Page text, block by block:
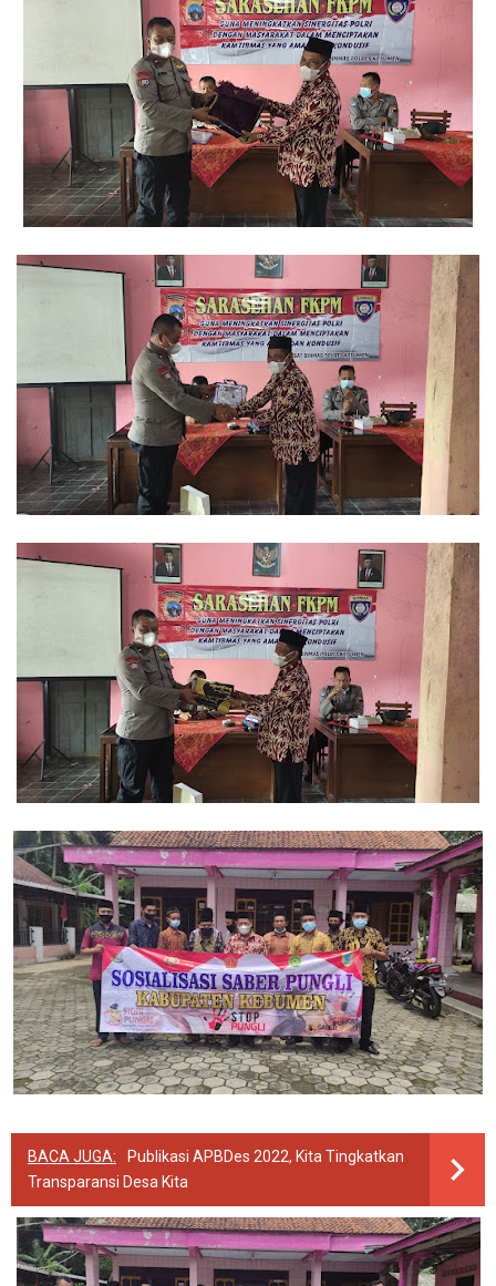
BACA JUGA:
Publikasi APBDes 2022, Kita Tingkatkan
Transparansi Desa Kita